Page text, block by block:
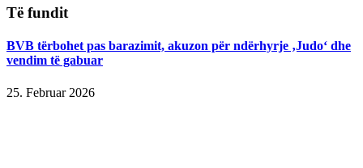
Të fundit
BVB tërbohet pas barazimit, akuzon për ndërhyrje ‚Judo‘ dhe
vendim të gabuar
25. Februar 2026